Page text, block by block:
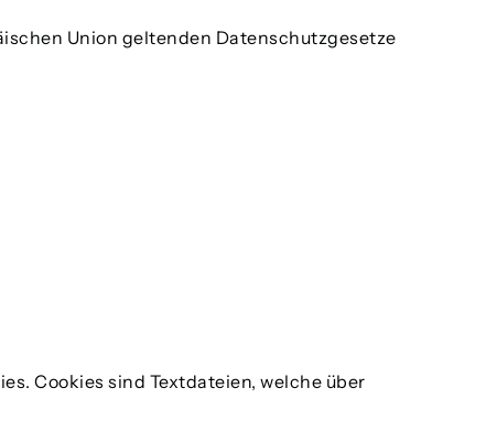
Union geltenden Datenschutzgesetze
Cookies sind Textdateien, welche über